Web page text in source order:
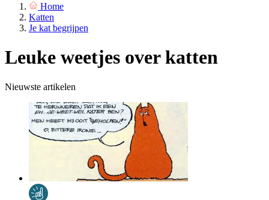
Home
Katten
Je kat begrijpen
Leuke weetjes over katten
Nieuwste artikelen